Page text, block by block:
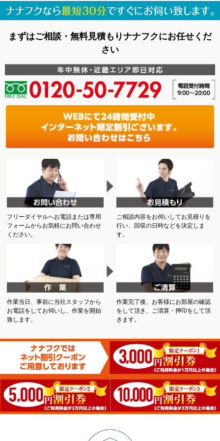
まずはご相談・無料見積もりナナフクにお任せくだ
さい
フリーダイヤルへお電話または専用
フォームからお気軽にお問い合わせ
ください。
ご相談内容をお伺いしてお見積りを
行い、回収の日時などを決定しま
す。
作業当日、事前に当社スタッフから
お電話をしてお伺いし、作業を開始
致します。
作業完了後、お客様にお部屋の確認
をして頂き、ご清算・押印をして頂
きます。